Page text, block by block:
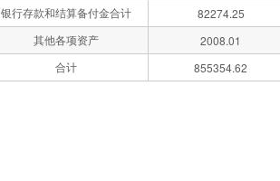
银行存款和结算备付金合计
82274.25
其他各项资产
2008.01
合计
855354.62